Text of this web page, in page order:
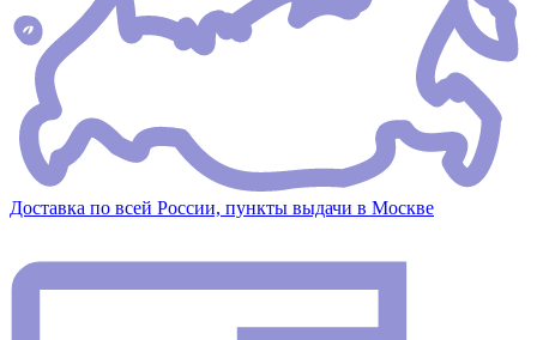
Доставка по всей России, пункты выдачи в Москве